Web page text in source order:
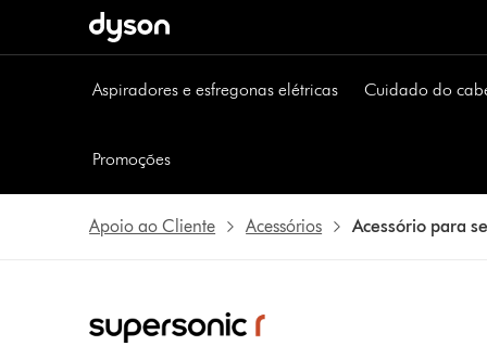
Aspiradores e esfregonas elétricas Cuidado do
Promoções
Apoio ao Cliente Acessórios Acessório para